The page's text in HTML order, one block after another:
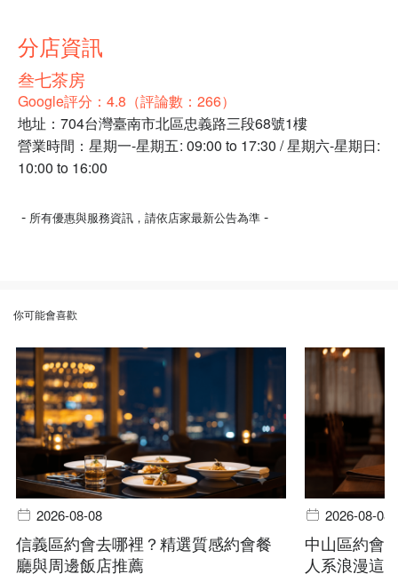
分店資訊
叁七茶房
Google評分：4.8（評論數：266）
地址：704台灣臺南市北區忠義路三段68號1樓
營業時間：星期一-星期五: 09:00 to 17:30 / 星期六-星期日:
10:00 to 16:00
- 所有優惠與服務資訊，請依店家最新公告為準 -
你可能會喜歡
2026-08-08
信義區約會去哪裡？精選質感約會餐
廳與周邊飯店推薦
2026-08-08
中山區約會
人系浪漫這